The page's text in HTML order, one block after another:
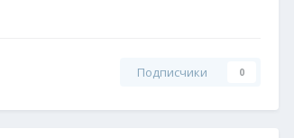
Подписчики 0